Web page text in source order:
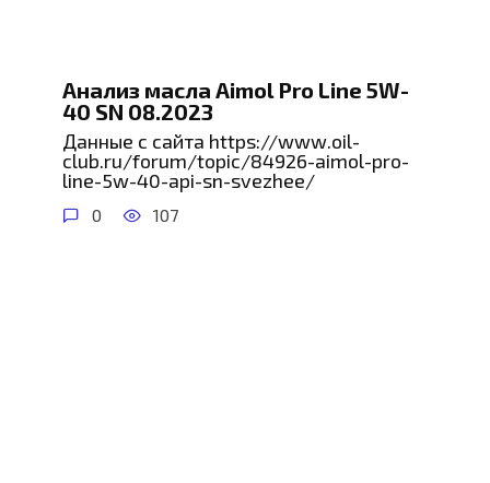
Анализ масла Aimol Pro Line 5W-
40 SN 08.2023
Данные с сайта https://www.oil-
club.ru/forum/topic/84926-aimol-pro-
line-5w-40-api-sn-svezhee/
0 107